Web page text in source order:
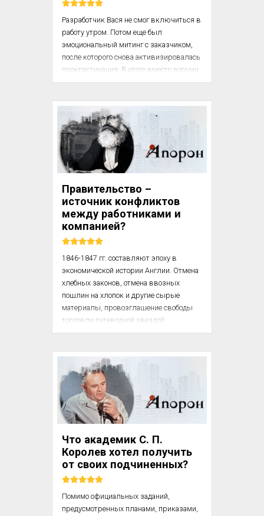
Разработчик Вася не смог включиться в
работу утром. Потом еще был
эмоциональный митинг с заказчиком,
после которого снова активизировалась
прокрастинация. В итоге вместо восьми
запланированных часов работы — три.
доделывать рабочие задачи, и потому он
снова забьет на свое (постоянно
откладываемое) обучение.
Тут появляются авторы статьи,
которую вы читаете, и предлагают
эффективного включения. Мы пробуем
замедлиться в два раза и еще
пощелкать с десяток примеров устного
счета. После митин...
Правительство –
источник конфликтов
между работниками и
компанией?
1846-1847 гг. составляют эпоху в
экономической истории Англии. Отмена
хлебных законов, отмена ввозных
пошлин на хлопок и другие сырые
материалы, провозглашение свободы
торговли путеводной звездой
законодательства! Словом, наступало
стороны, чартистское движение и
агитация за десятичасовой рабочий день
достигли в эти же годы своего высшего
пункта. Они нашли союзников в
дышавших местью тори. Несмотря на
фанатическое сопротивление
с Брайтом и Кобденом во главе, билль о
десятичасовом рабочем дне, которого
добивались так долго, был ...
Что академик С. П.
Королев хотел получить
от своих подчиненных?
Помимо официальных заданий,
предусмотренных планами, приказами,